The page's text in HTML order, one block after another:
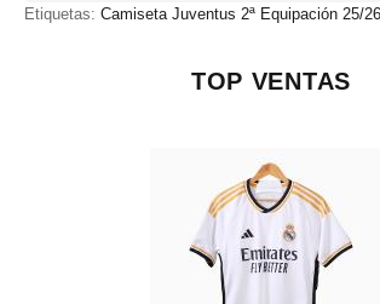
Etiquetas: Camiseta Juventus 2ª Equipación 25/26
TOP VENTAS